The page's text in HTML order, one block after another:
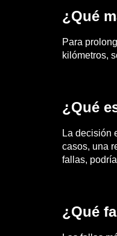
¿Qué
Para
kilómetros,
¿Qué
La decisión
casos, una
fallas,
¿Qué